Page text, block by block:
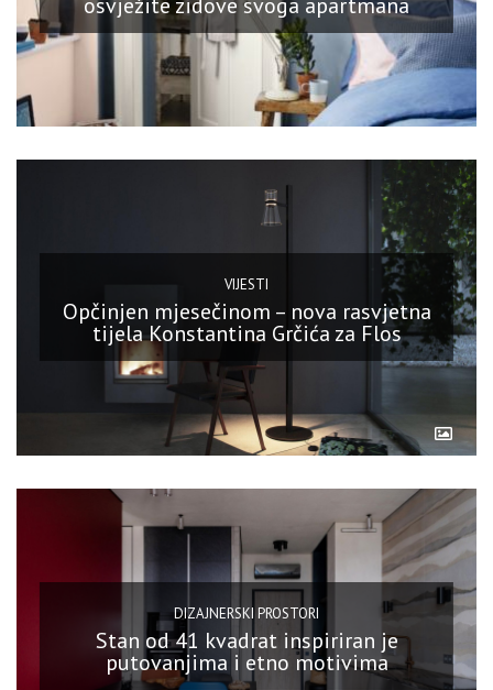
VIJESTI
Opčinjen mjesečinom – nova rasvjetna
tijela Konstantina Grčića za Flos
DIZAJNERSKI PROSTORI
Stan od 41 kvadrat inspiriran je
putovanjima i etno motivima